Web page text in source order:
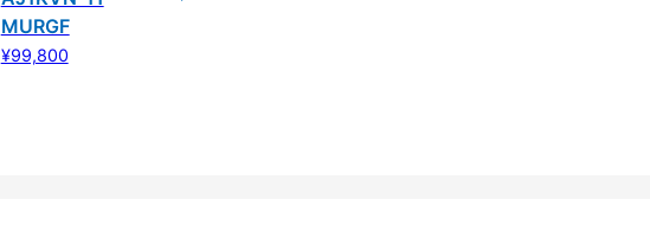
MURGF
¥99,800